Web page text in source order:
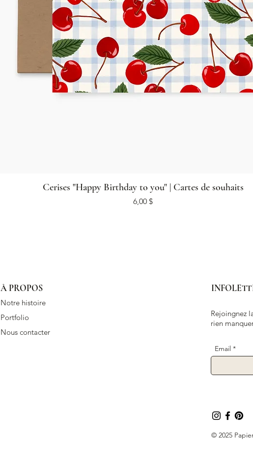
Cerises "Happy Birthday to you" | Cartes de souhaits
Prix
6,00 $
À PROPOS
Notre histoire
Portfolio
Nous contacter
Rejoingnez
rien
Email
© 2025